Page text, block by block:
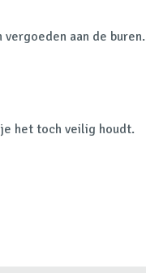
aan de buren.
het toch veilig houdt.